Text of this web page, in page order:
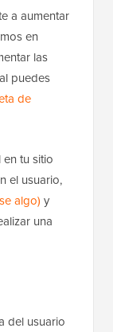
a aumentar
en
las
puedes
de
tu sitio
el usuario,
algo) y
una
del usuario